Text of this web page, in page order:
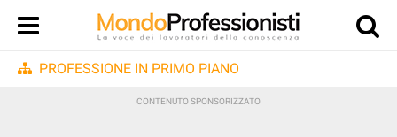
PROFESSIONE IN PRIMO PIANO